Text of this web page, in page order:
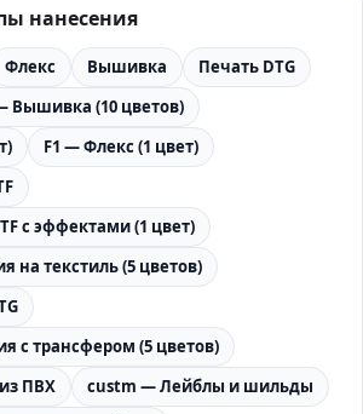
нанесения
Флекс Вышивка
Печать DTG
Вышивка (10 цветов)
F1 — Флекс (1 цвет)
с эффектами (1 цвет)
на текстиль (5 цветов)
с трансфером (5 цветов)
ПВХ
custm — Лейблы и шильды